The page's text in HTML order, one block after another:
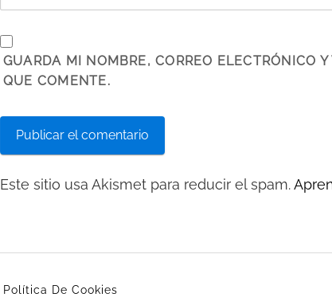
GUARDA MI NOMBRE, CORREO ELECTRÓNICO
QUE COMENTE.
Este sitio usa Akismet para reducir el spam.
Política De Cookies